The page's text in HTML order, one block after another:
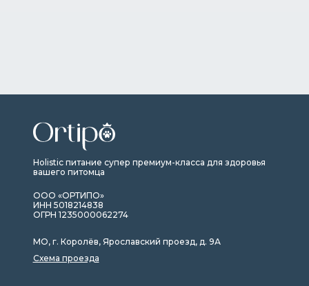
Holistic питание супер премиум-класса для здоровья
вашего питомца
ООО «ОРТИПО»
ИНН 5018214838
ОГРН 1235000062274
МО, г. Королёв, Ярославский проезд, д. 9А
Схема проезда